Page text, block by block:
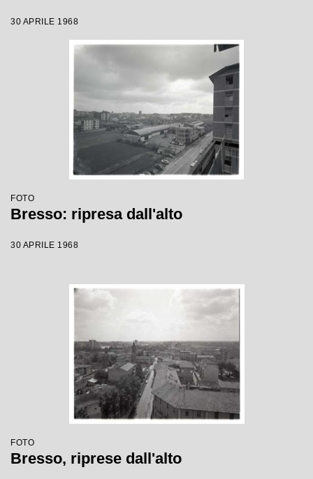
30 APRILE 1968
FOTO
Bresso: ripresa dall'alto
30 APRILE 1968
FOTO
Bresso, riprese dall'alto